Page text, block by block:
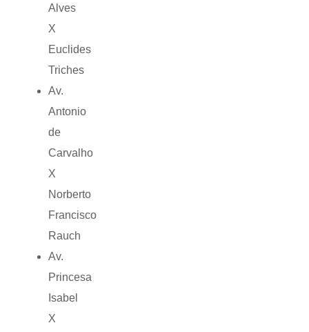
Alves
X
Euclides
Triches
Av.
Antonio
de
Carvalho
X
Norberto
Francisco
Rauch
Av.
Princesa
Isabel
X